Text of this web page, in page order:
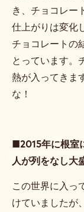
き、チョコレー
仕上がりは変化
チョコレートの
とっています。
熱が入ってきま
な！
■2015年に根室
人が列をなし大
この世界に入っ
けていましたが